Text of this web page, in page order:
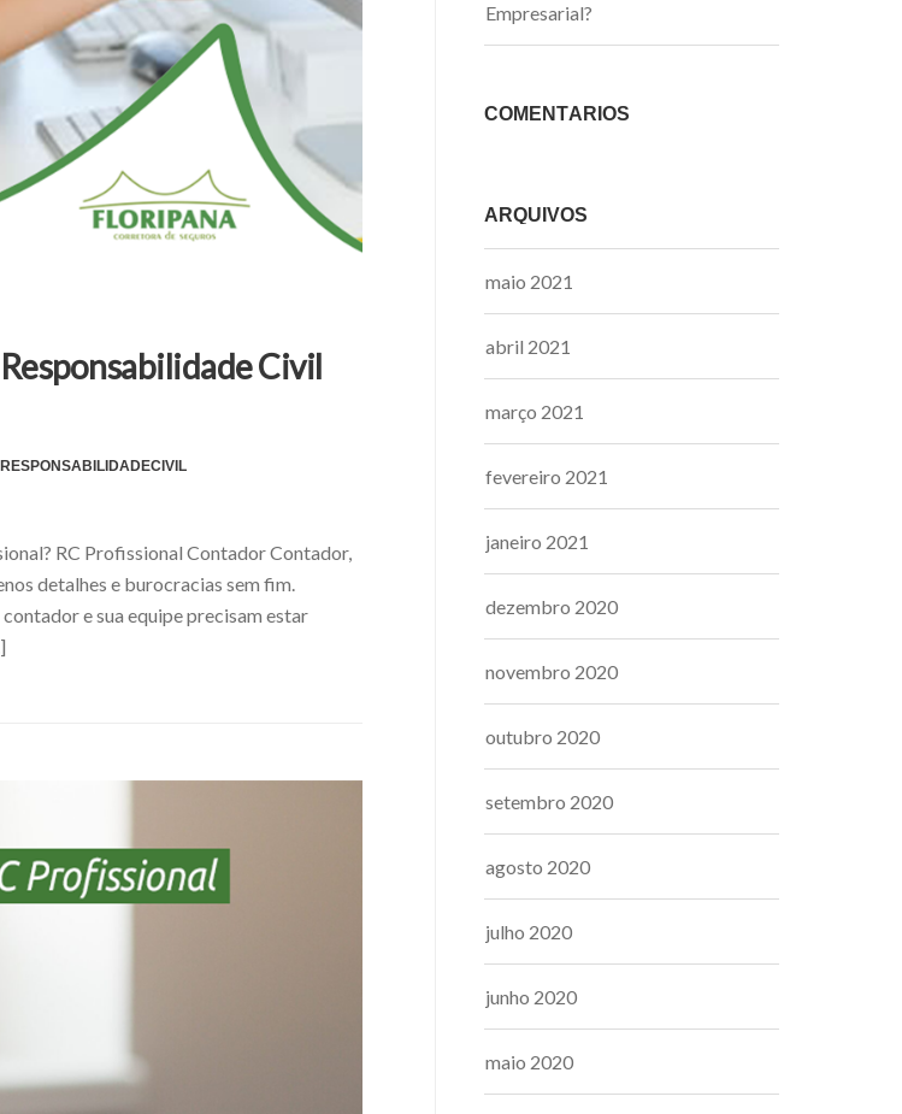
Civil
RESPONSABILIDADECIVIL
RC Profissional Contador Contador,
detalhes e burocracias sem fim.
e sua equipe precisam estar
Empresarial?
COMENTÁRIOS
ARQUIVOS
maio 2021
abril 2021
março 2021
fevereiro 2021
janeiro 2021
dezembro 2020
novembro 2020
outubro 2020
setembro 2020
agosto 2020
julho 2020
junho 2020
maio 2020